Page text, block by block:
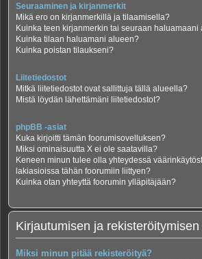
Seuraaminen ja kirjanmerkit
Mikä ero on kirjanmerkillä ja tilaamisella?
Kuinka teen kirjanmerkin tai seuraan haluamaani
Kuinka tilaan haluamani alueen?
Kuinka poistan tilaukseni?
Liitetiedostot
Mitkä liitetiedostot ovat sallittuja tällä alueella?
Mistä löydän lähettämäni liitetiedostot?
phpBB -asiat
Kuka kirjoitti tämän foorumisovelluksen?
Miksi ominaisuutta X ei ole saatavilla?
Keneen minun tulee olla yhteydessä
lakiasioissa tähän foorumiin liittyen?
Kuinka otan yhteyttä foorumin ylläpitäjään?
Kirjautumisen ja
Miksi minun pitää rekisteröityä?